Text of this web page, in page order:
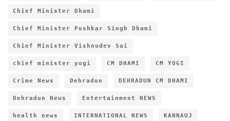
Chief Minister Dhami
Chief Minister Pushkar Singh Dhami
Chief Minister Vishnudev Sai
chief minister yogi CM DHAMI CM YOGI
Crime News Dehradun DEHRADUN CM DHAMI
Dehradun News Entertainment NEWS
health news INTERNATIONAL NEWS KANNAUJ